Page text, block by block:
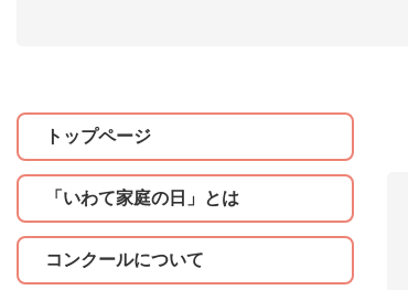
トップページ
「いわて家庭の日」とは
コンクールについて